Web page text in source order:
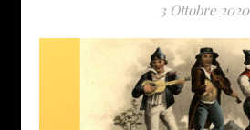
3 Ottobre 2020